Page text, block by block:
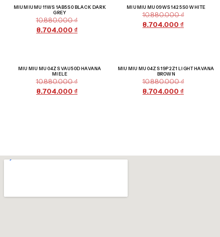
MIU MIU MU 11WS 1AB5S0 BLACK DARK
GREY
10.880.000₫
8.704.000 ₫
MIU MIU MU 09WS 1425S0 WHITE
10.880.000₫
8.704.000₫
MIU MIU MU 04ZS VAU50D HAVANA
MIELE
10.880.000₫
8.704.000 ₫
MIU MIU MU 04ZS 19P2Z1 LIGHT HAVANA
BROWN
10.880.000₫
8.704.000₫